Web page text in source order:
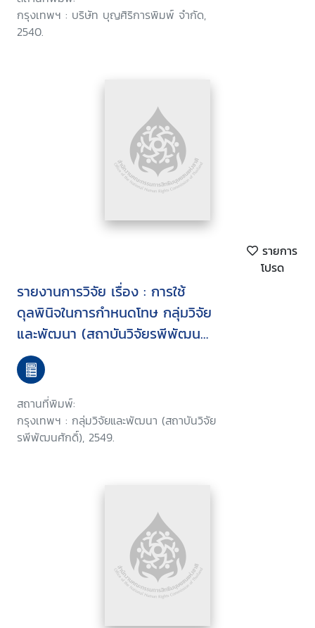
กรุงเทพฯ : บริษัท บุญศิริการพิมพ์ จำกัด,
2540.
รายการ
โปรด
รายงานการวิจัย เรื่อง : การใช้
ดุลพินิจในการกำหนดโทษ กลุ่มวิจัย
และพัฒนา (สถาบันวิจัยรพีพัฒน
ศักดิ์) สำนักวิชาการศาลยุติธรรม
สำนักงานศาลยุติธรรม ประจำ
ปีงบประมาณ พ.ศ. 2548
สถานที่พิมพ์:
กรุงเทพฯ : กลุ่มวิจัยและพัฒนา (สถาบันวิจัย
รพีพัฒนศักดิ์), 2549.